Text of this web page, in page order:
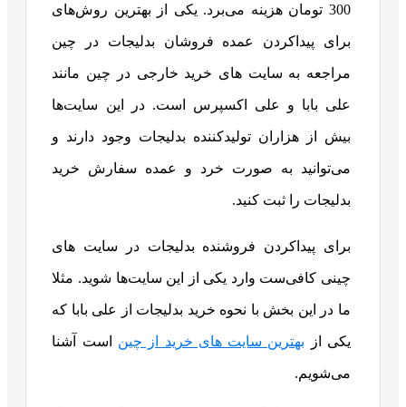
300 تومان هزینه می‌برد. یکی از بهترین روش‌های
برای پیداکردن عمده فروشان بدلیجات در چین
مراجعه به سایت های خرید خارجی در چین مانند
علی بابا و علی اکسپرس است. در این سایت‌ها
بیش از هزاران تولیدکننده بدلیجات وجود دارند و
می‌توانید به صورت خرد و عمده سفارش خرید
بدلیجات را ثبت کنید.
برای پیداکردن فروشنده بدلیجات در سایت های
چینی کافی‌ست وارد یکی از این سایت‌ها شوید. مثلا
ما در این بخش با نحوه خرید بدلیجات از علی بابا که
یکی از بهترین سایت های خرید از چین است آشنا
می‌شویم.